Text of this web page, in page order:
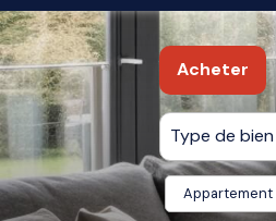
ESTIMATION
VENTE
LOCATION
VENDU
Acheter
De l'ancien
Type de bien
Appartement